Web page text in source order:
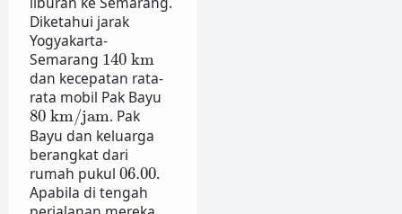
Diketahui jarak
Yogyakarta-
Semarang 140 km
140km
dan kecepatan rata-
rata mobil Pak Bayu
80 km/jam
80km/jam. Pak
Bayu dan keluarga
berangkat dari
rumah pukul 06.00
06.00.
Apabila di tengah